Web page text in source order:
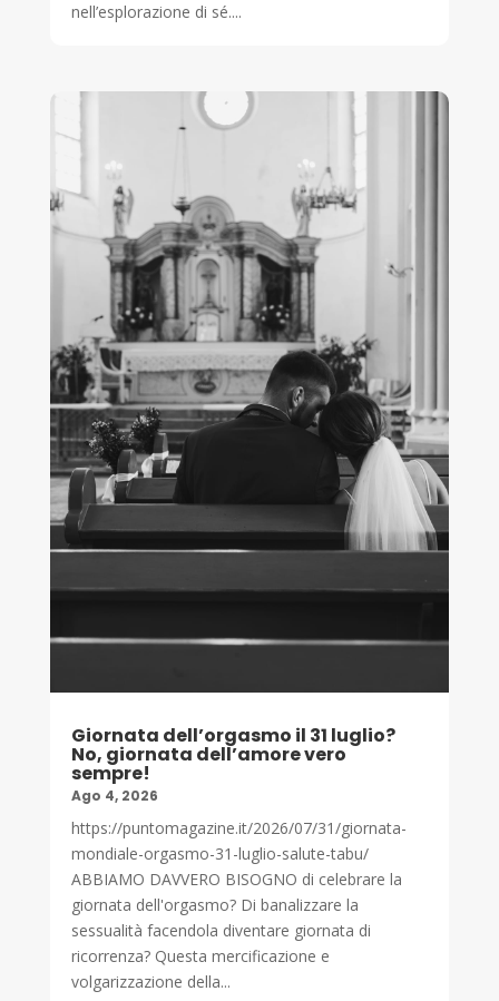
nell’esplorazione di sé....
Giornata dell’orgasmo il 31 luglio?
No, giornata dell’amore vero
sempre!
Ago 4, 2026
https://puntomagazine.it/2026/07/31/giornata-
mondiale-orgasmo-31-luglio-salute-tabu/
ABBIAMO DAVVERO BISOGNO di celebrare la
giornata dell'orgasmo? Di banalizzare la
sessualità facendola diventare giornata di
ricorrenza? Questa mercificazione e
volgarizzazione della...